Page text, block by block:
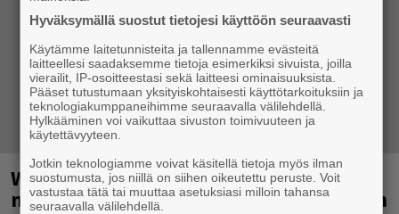
Weezer palaa Suomeen yli
neljännesvuosisadan odotuksen jälkeen
Hyväksymällä suostut tietojesi käyttöön seuraavasti
Käytämme laitetunnisteita ja tallennamme evästeitä
laitteellesi saadaksemme tietoja esimerkiksi sivuista, joilla
vierailit, IP-osoitteestasi sekä laitteesi ominaisuuksista.
Pääset tutustumaan yksityiskohtaisesti käyttötarkoituksiin ja
teknologiakumppaneihimme seuraavalla välilehdellä.
Hylkääminen voi vaikuttaa sivuston toimivuuteen ja
käytettävyyteen.
Jotkin teknologiamme voivat käsitellä tietoja myös ilman
suostumusta, jos niillä on siihen oikeutettu peruste. Voit
vastustaa tätä tai muuttaa asetuksiasi milloin tahansa
seuraavalla välilehdellä.